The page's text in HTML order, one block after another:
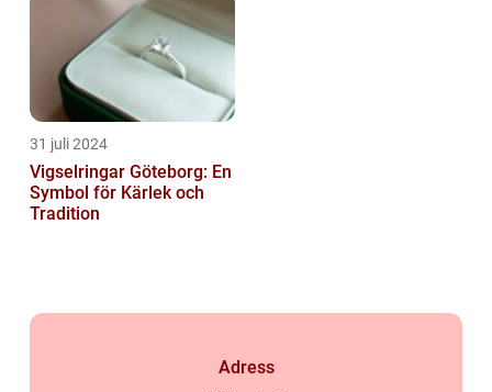
31 juli 2024
Vigselringar Göteborg: En
Symbol för Kärlek och
Tradition
Adress